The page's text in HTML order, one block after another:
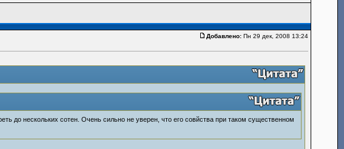
Добавлено:Пн 29 дек, 2008 13:24
до нескольких сотен. Очень сильно не уверен, что его совйства при таком существенном